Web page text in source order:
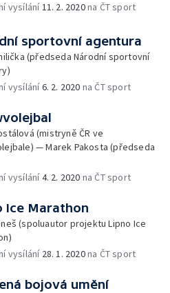
vysílání11. 2. 2020na ČT sport
sportovní agentura
(předseda Národní sportovní
vysílání6. 2. 2020 na ČT sport
(mistryně ČR ve
— Marek Pakosta (předseda
vysílání4. 2. 2020 na ČT sport
Ice Marathon
(spoluautor projektu Lipno Ice
vysílání 28. 1. 2020na ČT sport
bojová umění